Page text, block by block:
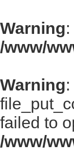
Warning
/www/
Warning:
failed to
/www/